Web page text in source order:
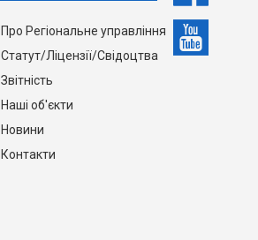
Про Регіональне управління
Статут/Ліцензії/Свідоцтва
Звітність
Наші об'єкти
Новини
Контакти